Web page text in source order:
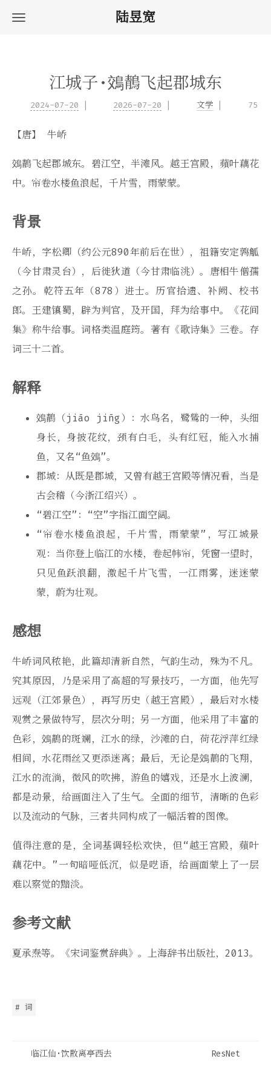
陆昱宽
江城子·鵁鶄飞起郡城东
2024-07-20 2026-07-20 文学 75
【唐】 牛峤
鵁鶄飞起郡城东。碧江空，半滩风。越王宫殿，蘋叶藕花
中。帘卷水楼鱼浪起，千片雪，雨蒙蒙。
背景
牛峤，字松卿（约公元890年前后在世），祖籍安定鹑觚
（今甘肃灵台），后徙狄道（今甘肃临洮）。唐相牛僧孺
之孙。乾符五年（878）进士。历官拾遗、补阙、校书
郎。王建镇蜀，辟为判官，及开国，拜为给事中。《花间
集》称牛给事。词格类温庭筠。著有《歌诗集》三卷。存
词三十二首。
解释
鵁鶄（jiāo jīng）：水鸟名，鹭鸶的一种，头细
身长，身披花纹，颈有白毛，头有红冠，能入水捕
鱼，又名“鱼鵁”。
郡城：从既是郡城，又曾有越王宫殿等情况看，当是
古会稽（今浙江绍兴）。
“碧江空”：“空”字指江面空阔。
“帘卷水楼鱼浪起，千片雪，雨蒙蒙”，写江城景
观：当你登上临江的水楼，卷起帏帘，凭窗一望时，
只见鱼跃浪翻，激起千片飞雪，一江雨雾，迷迷蒙
蒙，蔚为壮观。
感想
牛峤词风秾艳，此篇却清新自然，气韵生动，殊为不凡。
究其原因，乃是采用了高超的写景技巧，一方面，他先写
远观（江郊景色），再写历史（越王宫殿），最后对水楼
观赏之景做特写，层次分明；另一方面，他采用了丰富的
色彩，鵁鶄的斑斓，江水的绿，沙滩的白，荷花浮萍红绿
相间，水花雨丝又更添迷离；最后，无论是鵁鶄的飞翔，
江水的流淌，微风的吹拂，游鱼的嬉戏，还是水上波澜，
都是动景，给画面注入了生气。全面的细节，清晰的色彩
以及流动的气脉，三者共同构成了一幅活着的图像。
值得注意的是，全词基调轻松欢快，但“越王宫殿，蘋叶
藕花中。”一句暗哑低沉，似是呓语，给画面蒙上了一层
难以察觉的黯淡。
参考文献
夏承焘等。《宋词鉴赏辞典》。上海辞书出版社，2013。
# 词
临江仙·饮散离亭西去 ResNet